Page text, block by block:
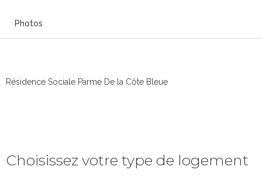
Photos
Résidence Sociale Parme De la Côte Bleue
Choisissez votre type de logement